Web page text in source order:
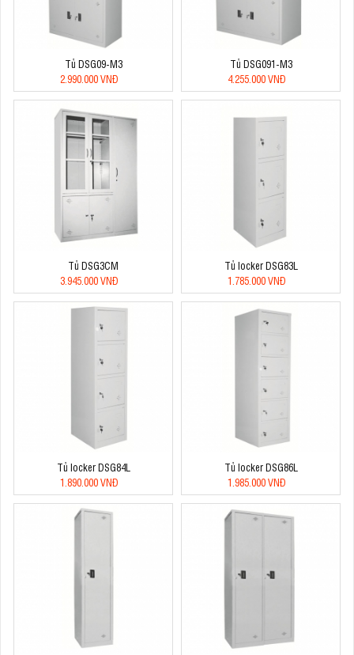
Tủ DSG09-M3
2.990.000 VNĐ
Tủ DSG091-M3
4.255.000 VNĐ
Tủ DSG3CM
3.945.000 VNĐ
Tủ locker DSG83L
1.785.000 VNĐ
Tủ locker DSG84L
1.890.000 VNĐ
Tủ locker DSG86L
1.985.000 VNĐ